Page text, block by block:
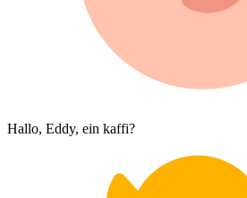
Hallo, Eddy, ein kaffi?